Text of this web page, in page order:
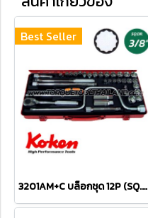
Best Seller
3201AM+C บล็อกชุด 12P (SQ.DR.3/8") Socket Set